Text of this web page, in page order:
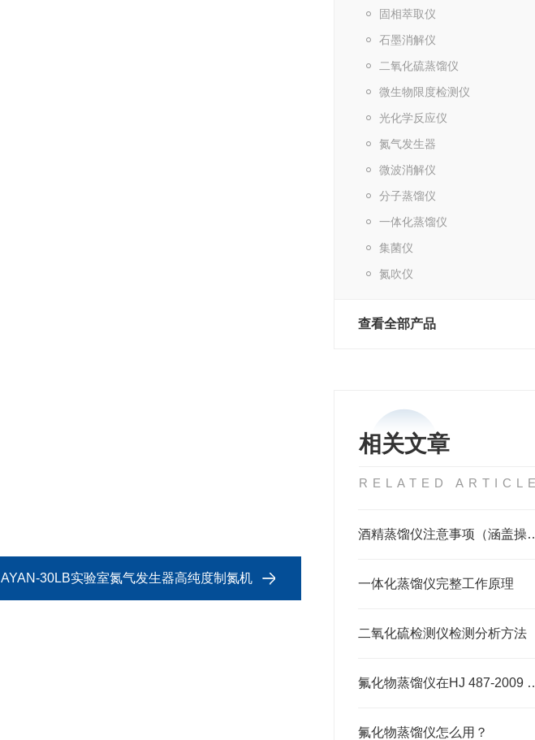
固相萃取仪
石墨消解仪
二氧化硫蒸馏仪
微生物限度检测仪
光化学反应仪
氮气发生器
微波消解仪
分子蒸馏仪
一体化蒸馏仪
集菌仪
氮吹仪
查看全部产品
相关文章
RELATED
酒精蒸馏仪注意事项
一体化蒸馏仪完整工作原理
二氧化硫检测仪检测分析方法
氟化物蒸馏仪
氟化物蒸馏仪怎么用？
AYAN-30LB实验室氮气发生器高纯度制氮机